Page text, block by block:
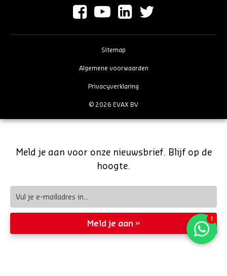
© 2026 EVAX BV
Sitemap
Algemene voorwaarden
Privacyverklaring
Meld je aan voor onze nieuwsbrief. Blijf op de
hoogte.
Meld je aan